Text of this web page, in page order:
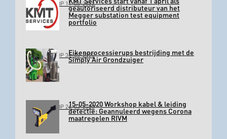
GEPLAATST OP 11-03-2022geautoriseerd distributeur van het
Megger substation test equipment
portfolio
GEPLAATST OP 31-03-2020Eikenprocessierups bestrijding met de
Simply Air Grondzuiger
GEPLAATST OP 26-03-202015-05-2020 Workshop kabel & leiding
detectie: Geannuleerd wegens Corona
maatregelen RIVM